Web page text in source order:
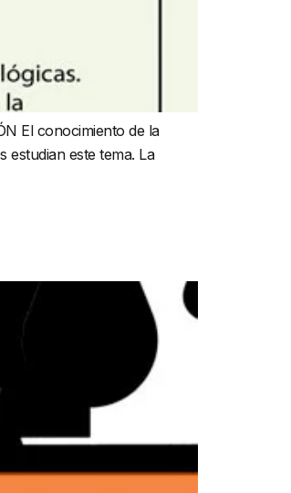
El conocimiento de la
estudian este tema. La